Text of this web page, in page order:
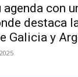
con
destaca
Galicia y